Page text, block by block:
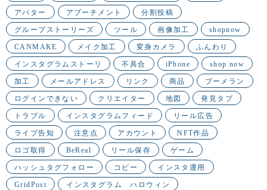
アバター アブーチメント 分割投稿
グループストーリーズ ツール 画像加工 shopnow
CANMAKE メイク加工 変身カメラ ふんわり
インスタグラムストーリ 不具合 iPhone shop now
加工 メールアドレス リンク 商品 ブーメラン
ログインできない クリエイター 地図 発見タブ
トラブル インスタグラムフィード リール広告
ライブ告知 注意点 アカウント NFT作品
ロゴ取得 BeReal リール保存 ゲーム
ハッシュタグフォロー コピー インスタ運用
GridPost インスタグラム ハロウィン